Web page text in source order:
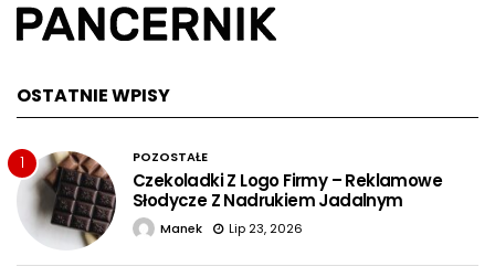
OSTATNIE WPISY
1 POZOSTAŁE
Czekoladki Z Logo Firmy – Reklamowe
Słodycze Z Nadrukiem Jadalnym
Manek Lip 23, 2026